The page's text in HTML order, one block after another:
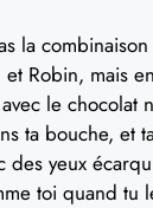
la
et Robin, mais
le chocolat
ta bouche, et
des yeux
toi quand tu